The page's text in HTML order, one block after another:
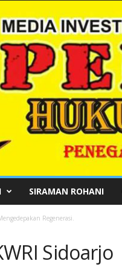
SIRAMAN ROHANI
Regenerasi.
Sidoarjo